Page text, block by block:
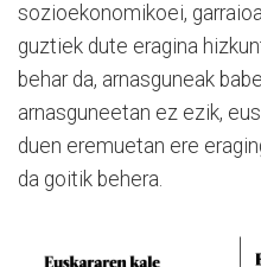
sozioekonomikoei,
guztiek dute eragina
behar da, arnasguneak
arnasguneetan ez ezik,
duen eremuetan ere
da goitik behera.